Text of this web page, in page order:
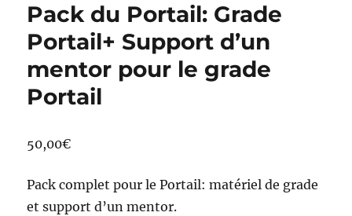
Pack du Portail: Grade
Portail+ Support d’un
mentor pour le grade
Portail
50,00€
Pack complet pour le Portail: matériel de grade
et support d’un mentor.